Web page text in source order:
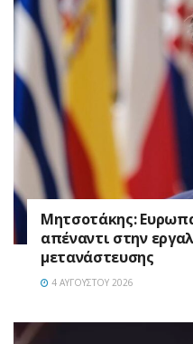
Μητσοτάκης:
απέναντι στην
μετανάστευσης
4 ΑΥΓΟΎΣΤΟΥ 2026